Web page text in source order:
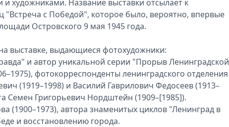
художниками. Название выставки отсылает к
с Победой", которое было, вероятно, впервые
Островского 9 мая 1945 года.
выставке, выдающиеся фотохудожники:
и автор уникальной серии "Прорыв Ленинградской
фотокорреспонденты ленинградского отделения
(1919–1998) и Василий Гаврилович Федосеев (1913–
Семен Григорьевич Нордштейн (1909–[1985]).
(1900–1973), автора знаменитых циклов "Ленинград в
и восстановлению города.